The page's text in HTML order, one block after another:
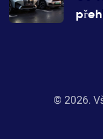
© 2026.